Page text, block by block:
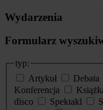
Wydarzenia
Formularz
typ:
Artykuł
Debata
Konferencja
disco
Spektakl